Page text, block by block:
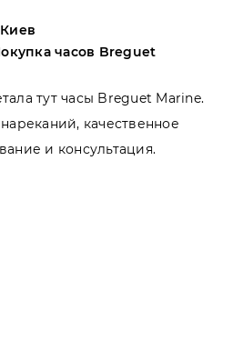
часов Breguet
тут часы Breguet Marine.
качественное
и консультация.